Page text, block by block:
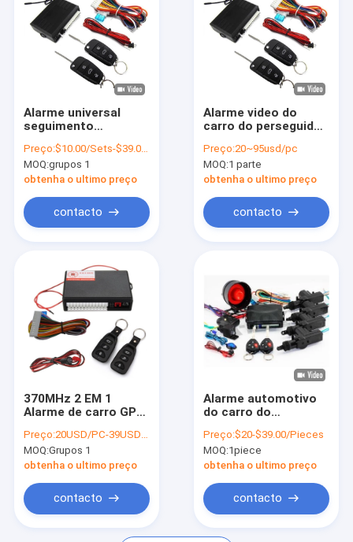
Produtos
Vídeos
Sobre nós
Contacte-nos
Notícias
Solicite um orçamento
Alarme universal
seguimento
do carro do sistema
do imobilizador do
veículo e sistema
fechamento
Preço:$10.00/Sets-$39.00/Sets
MOQ:grupos 1
obtenha o ultimo preço
contacto
Alarme video do
carro do perseguidor
ponto quente 4G de
WiFi da monitoração
do sistema de
com começo remoto
Preço:20~95usd/pc
MOQ:1 parte
obtenha o ultimo preço
contacto
370MHz 2 EM 1
Alarme de carro GPS
Rastreamento de
carro com motor de
partida remota
Preço:20USD/PC-39USD/PC
MOQ:Grupos 1
obtenha o ultimo preço
contacto
Alarme automotivo
do carro do
do veículo do alarme
do começo remoto
de sistemas de
sirene
Preço:$20-$39.00/Pieces
MOQ:1piece
obtenha o ultimo preço
contacto